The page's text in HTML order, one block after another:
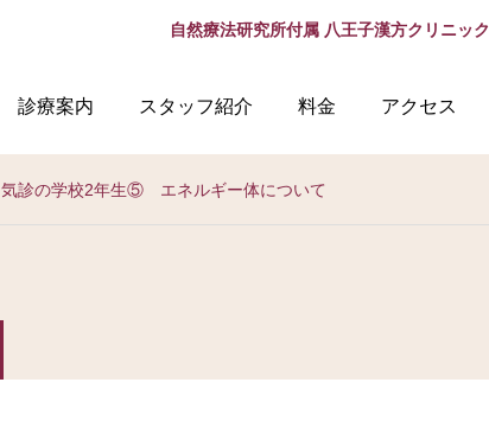
自然療法研究所付属 八王子漢方クリニック
診療案内 スタッフ紹介 料金 アクセス
気診の学校2年生⑤ エネルギー体について